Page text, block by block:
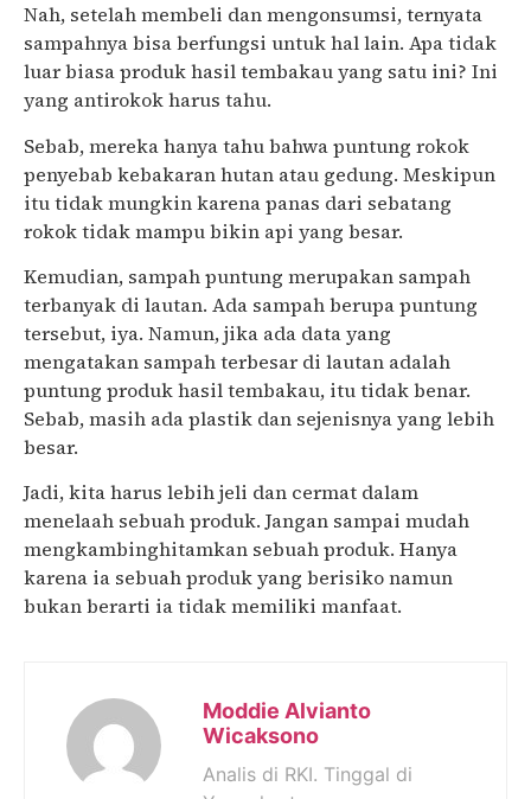
Nah, setelah membeli dan mengonsumsi, ternyata
sampahnya bisa berfungsi untuk hal lain. Apa tidak
luar biasa produk hasil tembakau yang satu ini? Ini
yang antirokok harus tahu.
Sebab, mereka hanya tahu bahwa puntung rokok
penyebab kebakaran hutan atau gedung. Meskipun
itu tidak mungkin karena panas dari sebatang
rokok tidak mampu bikin api yang besar.
Kemudian, sampah puntung merupakan sampah
terbanyak di lautan. Ada sampah berupa puntung
tersebut, iya. Namun, jika ada data yang
mengatakan sampah terbesar di lautan adalah
puntung produk hasil tembakau, itu tidak benar.
Sebab, masih ada plastik dan sejenisnya yang lebih
besar.
Jadi, kita harus lebih jeli dan cermat dalam
menelaah sebuah produk. Jangan sampai mudah
mengkambinghitamkan sebuah produk. Hanya
karena ia sebuah produk yang berisiko namun
bukan berarti ia tidak memiliki manfaat.
Moddie Alvianto
Wicaksono
Analis di RKI. Tinggal di